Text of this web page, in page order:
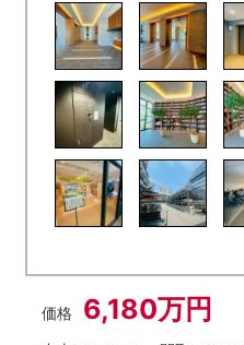
価格 6,180万円